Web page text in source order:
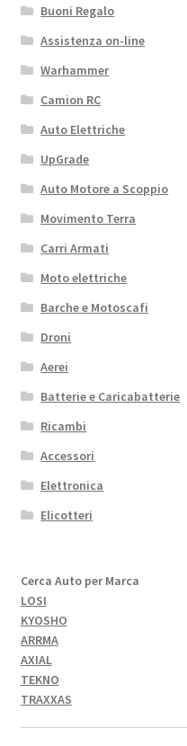
Buoni Regalo
Assistenza on-line
Warhammer
Camion RC
Auto Elettriche
UpGrade
Auto Motore a Scoppio
Movimento Terra
Carri Armati
Moto elettriche
Barche e Motoscafi
Droni
Aerei
Batterie e Caricabatterie
Ricambi
Accessori
Elettronica
Elicotteri
Cerca Auto per Marca
LOSI
KYOSHO
ARRMA
AXIAL
TEKNO
TRAXXAS